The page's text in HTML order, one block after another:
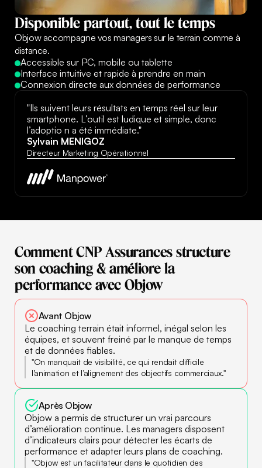
Disponible partout, tout le temps
Objow accompagne vos managers sur le terrain comme à
distance.
Accessible sur PC, mobile ou tablette
Interface intuitive et rapide à prendre en main
Connexion directe aux données de performance
"Ils suivent leurs résultats en temps réel sur leur
smartphone. L’outil est ludique et simple, donc
l’adoptio n a été immédiate."
Sylvain MENIGOZ
Directeur Marketing Opérationnel
Comment CNP Assurances structure
son coaching & améliore la
performance avec Objow
Avant Objow
Le coaching terrain était informel, inégal selon les
équipes, et souvent freiné par le manque de temps
et de données fiables.
"On manquait de visibilité, ce qui rendait difficile
l’animation et l’alignement des objectifs commerciaux."
Après Objow
Objow a permis de structurer un vrai parcours
d’amélioration continue. Les managers disposent
d’indicateurs clairs pour détecter les écarts de
performance et adapter leurs plans de coaching.
"Objow est un facilitateur dans le quotidien des